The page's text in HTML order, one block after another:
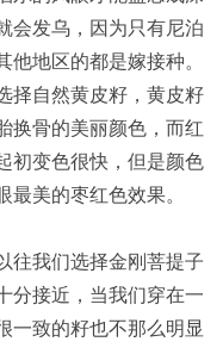
会发乌，因为只有尼泊
地区的都是嫁接种。
择自然黄皮籽，黄皮籽
换骨的美丽颜色，而红
初变色很快，但是颜色
美的枣红色效果。
往我们选择金刚菩提子
分接近，当我们穿在一
一致的籽也不那么明显